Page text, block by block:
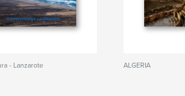
- Lanzarote ALGERIA